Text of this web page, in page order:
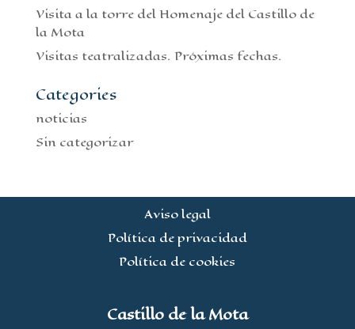
Visita a la torre del Homenaje del Castillo de
la Mota
Visitas teatralizadas. Próximas fechas.
Categories
noticias
Sin categorizar
Aviso legal
Política de privacidad
Política de cookies
Castillo de la Mota